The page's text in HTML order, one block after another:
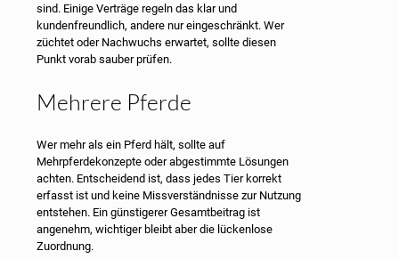
sind. Einige Verträge regeln das klar und
kundenfreundlich, andere nur eingeschränkt. Wer
züchtet oder Nachwuchs erwartet, sollte diesen
Punkt vorab sauber prüfen.
Mehrere Pferde
Wer mehr als ein Pferd hält, sollte auf
Mehrpferdekonzepte oder abgestimmte Lösungen
achten. Entscheidend ist, dass jedes Tier korrekt
erfasst ist und keine Missverständnisse zur Nutzung
entstehen. Ein günstigerer Gesamtbeitrag ist
angenehm, wichtiger bleibt aber die lückenlose
Zuordnung.